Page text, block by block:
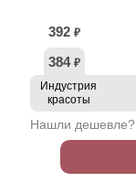
392 ₽
384 ₽
Индустрия
красоты
Нашли дешевле?